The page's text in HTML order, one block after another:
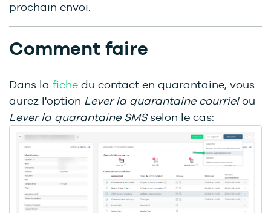
prochain envoi.
Comment faire
Dans la fiche du contact en quarantaine, vous
aurez l'option Lever la quarantaine courrielou
Lever la quarantaine SMSselon le cas: